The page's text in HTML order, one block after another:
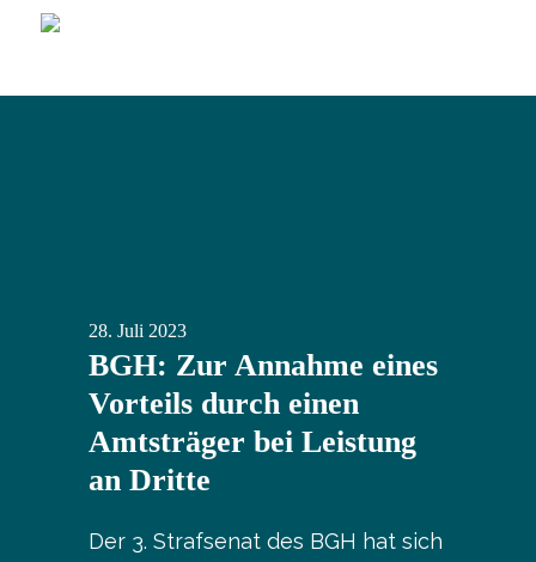
28. Juli 2023
BGH: Zur Annahme eines
Vorteils durch einen
Amtsträger bei Leistung
an Dritte
Der 3. Strafsenat des BGH hat sich